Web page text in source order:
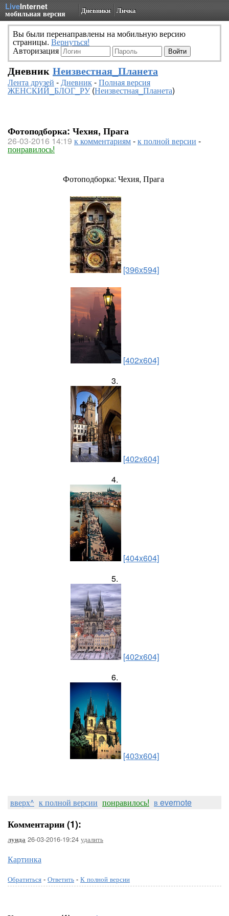
LiveInternet
мобильная версия Дневники Личка
Вы были перенаправлены на мобильную версию
страницы. Вернуться!
Авторизация
Дневник Неизвестная_Планета
Лента друзей -Дневник-Полная версия
ЖЕНСКИЙ_БЛОГ_РУ(Неизвестная_Планета)
Фотоподборка: Чехия, Прага
26-03-2016 14:19 к комментариям-к полной версии -
понравилось!
Фотоподборка: Чехия, Прага
[396x594]
[402x604]
3.
[402x604]
4.
[404x604]
5.
[402x604]
6.
[403x604]
вверх^ к полной версии понравилось! в evernote
Комментарии (1):
луида 26-03-2016-19:24 удалить
Картинка
Обратиться - Ответить - К полной версии